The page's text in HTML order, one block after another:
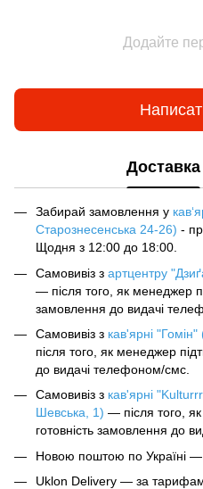
Додайте
Доставка
Забирай замовлення у
Старознесенська 24-26) -
Щодня з 12:00 до 18:00.
Самовивіз з артцентру
— після того, як менеджер
замовлення до видачі
Самовивіз з кав'ярні
після того, як менеджер
до видачі телефоном/смс.
Самовивіз з кав'ярні
Шевська, 1) — після того,
готовність замовлення до
Новою поштою по Україні —
Uklon Delivery — за